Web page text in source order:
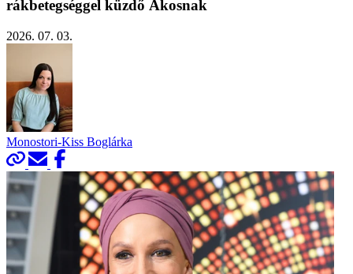
rákbetegséggel küzdő Ákosnak
2026. 07. 03.
Monostori-Kiss Boglárka